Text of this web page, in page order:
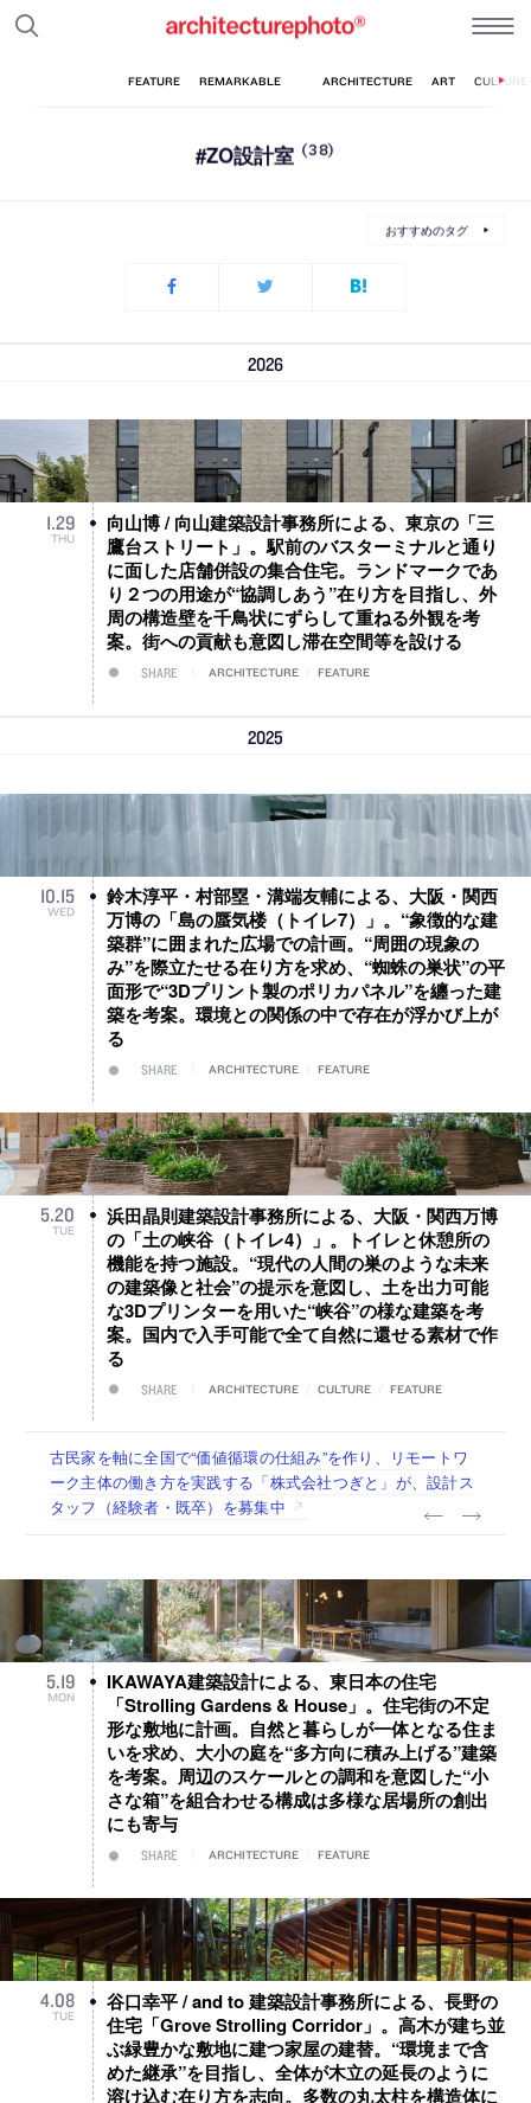
#ZO設計室 (38)
おすすめのタグ
2026
1.29
THU
向山博 / 向山建築設計事務所による、東京の「三
鷹台ストリート」。駅前のバスターミナルと通り
に面した店舗併設の集合住宅。ランドマークであ
り２つの用途が“協調しあう”在り方を目指し、外
周の構造壁を千鳥状にずらして重ねる外観を考
案。街への貢献も意図し滞在空間等を設ける
SHARE ARCHITECTURE FEATURE
2025
10.15
WED
鈴木淳平・村部塁・溝端友輔による、大阪・関西
万博の「島の蜃気楼（トイレ7）」。“象徴的な建
築群”に囲まれた広場での計画。“周囲の現象の
み”を際立たせる在り方を求め、“蜘蛛の巣状”の平
面形で“3Dプリント製のポリカパネル”を纏った建
築を考案。環境との関係の中で存在が浮かび上が
る
SHARE ARCHITECTURE FEATURE
5.20
TUE
浜田晶則建築設計事務所による、大阪・関西万博
の「土の峡谷（トイレ4）」。トイレと休憩所の
機能を持つ施設。“現代の人間の巣のような未来
の建築像と社会”の提示を意図し、土を出力可能
な3Dプリンターを用いた“峡谷”の様な建築を考
案。国内で入手可能で全て自然に還せる素材で作
る
SHARE ARCHITECTURE CULTURE FEATURE
佐々木慧が主宰する「axonometric株式会社」が、設計スタ
ッフ（経験者・既卒・2027年新卒）を募集中
古民家を軸に全国で“価値循環の仕組み”を作り、リモートワ
ーク主体の働き方を実践する「株式会社つぎと」が、設計ス
タッフ（経験者・既卒）を募集中
リノベる株式会社が、設計パートナー (業務委託) を募集中
社会への影響力のある建築を手掛け、スタッフ同士で助け合
う環境づくりも行う「E.A.S.T.architects」が、設計スタッフ
（経験者・既卒・2027年新卒）を募集中
代官山を拠点に活動する「梅澤竜也 / ALA INC.」が、設計ス
タッフ・アルバイト・事務職を募集中
5.19
MON
IKAWAYA建築設計による、東日本の住宅
「Strolling Gardens & House」。住宅街の不定
形な敷地に計画。自然と暮らしが一体となる住ま
いを求め、大小の庭を“多方向に積み上げる”建築
を考案。周辺のスケールとの調和を意図した“小
さな箱”を組合わせる構成は多様な居場所の創出
にも寄与
SHARE ARCHITECTURE FEATURE
4.08
TUE
谷口幸平 / and to 建築設計事務所による、長野の
住宅「Grove Strolling Corridor」。高木が建ち並
ぶ緑豊かな敷地に建つ家屋の建替。“環境まで含
めた継承”を目指し、全体が木立の延長のように
溶け込む在り方を志向。多数の丸太柱を構造体に